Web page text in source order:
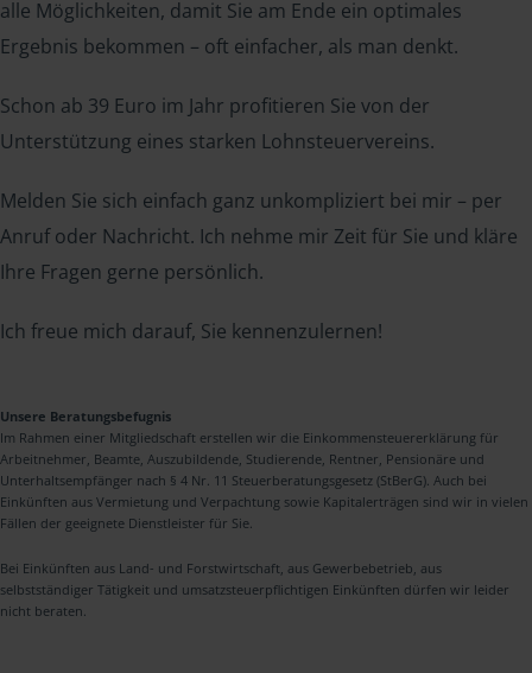
alle Möglichkeiten, damit Sie am Ende ein optimales
Ergebnis bekommen – oft einfacher, als man denkt.
Schon ab 39 Euro im Jahr profitieren Sie von der
Unterstützung eines starken Lohnsteuervereins.
Melden Sie sich einfach ganz unkompliziert bei mir – per
Anruf oder Nachricht. Ich nehme mir Zeit für Sie und kläre
Ihre Fragen gerne persönlich.
Ich freue mich darauf, Sie kennenzulernen!
Unsere Beratungsbefugnis
Im Rahmen einer Mitgliedschaft erstellen wir die Einkommensteuererklärung für
Arbeitnehmer, Beamte, Auszubildende, Studierende, Rentner, Pensionäre und
Unterhaltsempfänger nach § 4 Nr. 11 Steuerberatungsgesetz (StBerG). Auch bei
Einkünften aus Vermietung und Verpachtung sowie Kapitalerträgen sind wir in vielen
Fällen der geeignete Dienstleister für Sie.
Bei Einkünften aus Land- und Forstwirtschaft, aus Gewerbebetrieb, aus
selbstständiger Tätigkeit und umsatzsteuerpflichtigen Einkünften dürfen wir leider
nicht beraten.